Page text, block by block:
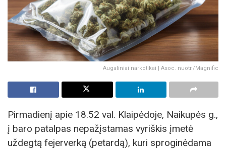
Augaliniai narkotikai | Asoc. nuotr./Magnific
Pirmadienį apie 18.52 val. Klaipėdoje, Naikupės g.,
į baro patalpas nepažįstamas vyriškis įmetė
uždegtą fejerverką (petardą), kuri sproginėdama